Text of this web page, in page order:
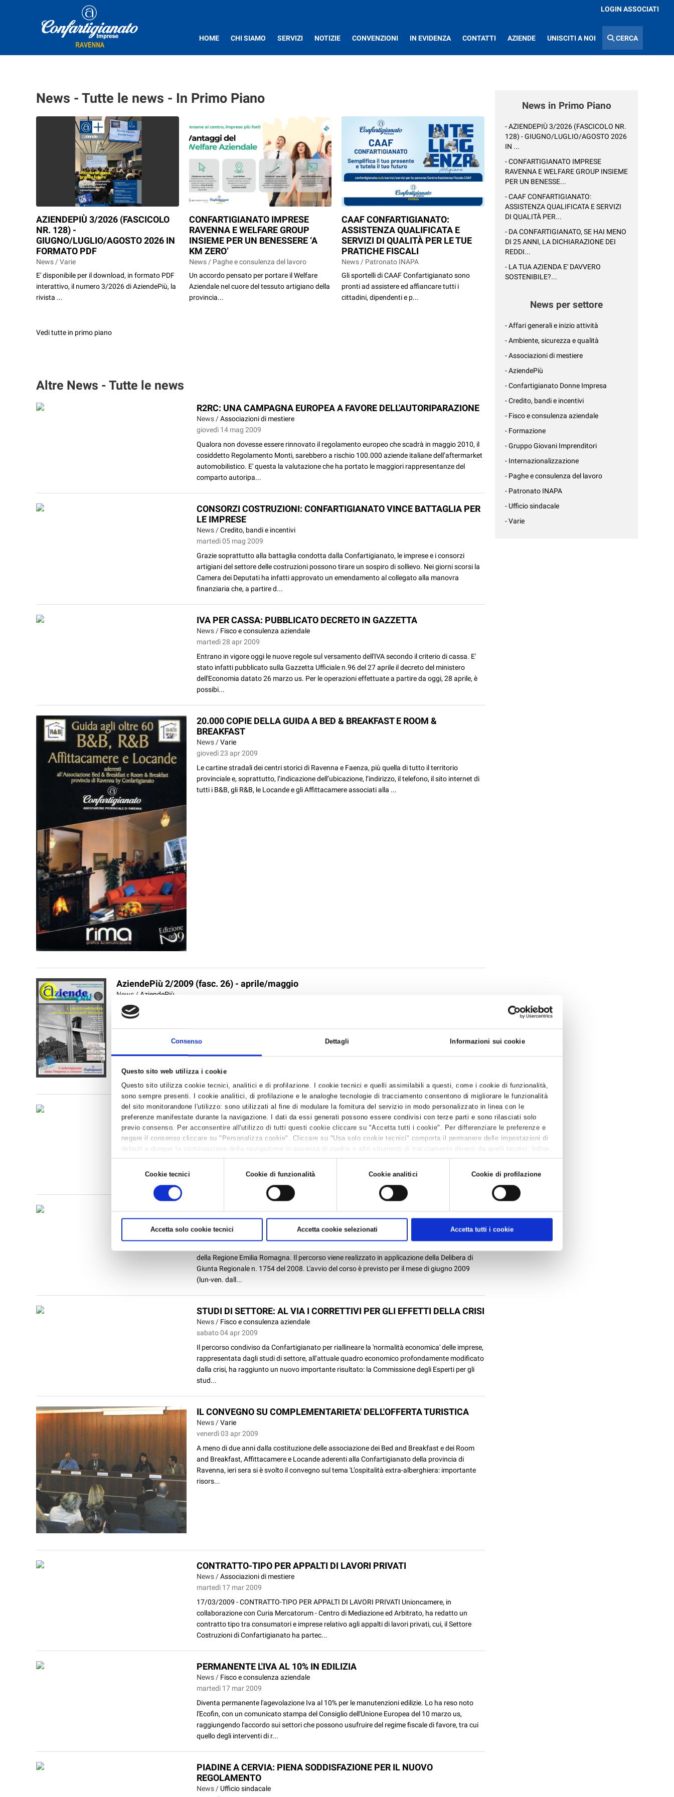
Consenso Dettagli Informazioni sui cookie
Questo sito web utilizza i cookie
Questo sito utilizza cookie tecnici, analitici e di profilazione. I cookie tecnici e quelli assimilabili a questi, come i cookie di funzionalità,
sono sempre presenti. I cookie analitici, di profilazione e le analoghe tecnologie di tracciamento consentono di migliorare le funzionalità
del sito monitorandone l'utilizzo: sono utilizzati al fine di modulare la fornitura del servizio in modo personalizzato in linea con le
preferenze manifestate durante la navigazione. I dati da essi generati possono essere condivisi con terze parti e sono rilasciati solo
previo consenso. Per acconsentire all'utilizzo di tutti questi cookie cliccare su "Accetta tutti i cookie". Per differenziare le preferenze e
negare il consenso cliccare su "Personalizza cookie". Cliccare su "Usa solo cookie tecnici" comporta il permanere delle impostazioni di
default e dunque la continuazione della navigazione in assenza di cookie o altri strumenti di tracciamento diversi da quelli tecnici. Infine,
per avere maggiori informazioni, leggere laCookie policy.
Cookie tecnici Cookie di funzionalità Cookie analitici Cookie di profilazione
Accetta solo cookie tecnici Accetta cookie selezionati Accetta tutti i cookie
LOGIN ASSOCIATI
HOME CHI SIAMO SERVIZI NOTIZIE CONVENZIONI IN EVIDENZA CONTATTI AZIENDE UNISCITI A NOI CERCA
News - Tutte le news - In Primo Piano
AZIENDEPIÙ 3/2026 (FASCICOLO
NR. 128) -
GIUGNO/LUGLIO/AGOSTO 2026 IN
FORMATO PDF
News / Varie
E' disponibile per il download, in formato PDF
interattivo, il numero 3/2026 di AziendePiù, la
rivista ...
CONFARTIGIANATO IMPRESE
RAVENNA E WELFARE GROUP
INSIEME PER UN BENESSERE ‘A
KM ZERO’
News / Paghe e consulenza del lavoro
Un accordo pensato per portare il Welfare
Aziendale nel cuore del tessuto artigiano della
provincia...
CAAF CONFARTIGIANATO:
ASSISTENZA QUALIFICATA E
SERVIZI DI QUALITÀ PER LE TUE
PRATICHE FISCALI
News / Patronato INAPA
Gli sportelli di CAAF Confartigianato sono
pronti ad assistere ed affiancare tutti i
cittadini, dipendenti e p...
Vedi tutte in primo piano
Altre News - Tutte le news
R2RC: UNA CAMPAGNA EUROPEA A FAVORE DELL'AUTORIPARAZIONE
News /Associazioni di mestiere
giovedì 14 mag 2009
Qualora non dovesse essere rinnovato il regolamento europeo che scadrà in maggio 2010, il
cosiddetto Regolamento Monti, sarebbero a rischio 100.000 aziende italiane dell’aftermarket
automobilistico. E' questa la valutazione che ha portato le maggiori rappresentanze del
comparto autoripa...
CONSORZI COSTRUZIONI: CONFARTIGIANATO VINCE BATTAGLIA PER
LE IMPRESE
News /Credito, bandi e incentivi
martedì 05 mag 2009
Grazie soprattutto alla battaglia condotta dalla Confartigianato, le imprese e i consorzi
artigiani del settore delle costruzioni possono tirare un sospiro di sollievo. Nei giorni scorsi la
Camera dei Deputati ha infatti approvato un emendamento al collegato alla manovra
finanziaria che, a partire d...
IVA PER CASSA: PUBBLICATO DECRETO IN GAZZETTA
News / Fisco e consulenza aziendale
martedì 28 apr 2009
Entrano in vigore oggi le nuove regole sul versamento dell'IVA secondo il criterio di cassa. E'
stato infatti pubblicato sulla Gazzetta Ufficiale n.96 del 27 aprile il decreto del ministero
dell'Economia datato 26 marzo us. Per le operazioni effettuate a partire da oggi, 28 aprile, è
possibi...
20.000 COPIE DELLA GUIDA A BED & BREAKFAST E ROOM &
BREAKFAST
News /Varie
giovedì 23 apr 2009
Le cartine stradali dei centri storici di Ravenna e Faenza, più quella di tutto il territorio
provinciale e, soprattutto, l’indicazione dell’ubicazione, l’indirizzo, il telefono, il sito internet di
tutti i B&B, gli R&B, le Locande e gli Affittacamere associati alla ...
AziendePiù 2/2009 (fasc. 26) - aprile/maggio
News / AziendePiù
venerdì 17 apr 2009
Il PDF del numero di aprile/maggio Questi i principali argomenti che troverete in questo numero della rivista:
Occupazione: molto preoccupanti i dati Eber pagina 5Alla luce dei dati dell’Osservatorio, alcuni correttivi potrebbero
essere utiliAbruzzo: la solidarietà di tutto il ...
COMUNICAZIONE INAIL DEL RAPPRESENTANTE LAVORATORI PER
SICUREZZA
News /Ambiente, sicurezza e qualità
mercoledì 15 apr 2009
Con una propria circolare recentemente l'INAIL ha fissato le modalità di trasmissione
confondere con il “Responsabile della Sicurezza”) così come previsto dall’art.18 comma 1 l...
CORSO PER CERTIFICATORE ENERGETICO IN EDILIZIA
News /Formazione
giovedì 09 apr 2009
della Regione Emilia Romagna. Il percorso viene realizzato in applicazione della Delibera di
Giunta Regionale n. 1754 del 2008. L'avvio del corso è previsto per il mese di giugno 2009
(lun-ven. dall...
STUDI DI SETTORE: AL VIA I CORRETTIVI PER GLI EFFETTI DELLA CRISI
News / Fisco e consulenza aziendale
sabato 04 apr 2009
Il percorso condiviso da Confartigianato per riallineare la 'normalità economica' delle imprese,
rappresentata dagli studi di settore, all’attuale quadro economico profondamente modificato
dalla crisi, ha raggiunto un nuovo importante risultato: la Commissione degli Esperti per gli
stud...
IL CONVEGNO SU COMPLEMENTARIETA' DELL'OFFERTA TURISTICA
News /Varie
venerdì 03 apr 2009
A meno di due anni dalla costituzione delle associazione dei Bed and Breakfast e dei Room
and Breakfast, Affittacamere e Locande aderenti alla Confartigianato della provincia di
Ravenna, ieri sera si è svolto il convegno sul tema 'L’ospitalità extra-alberghiera: importante
risors...
CONTRATTO-TIPO PER APPALTI DI LAVORI PRIVATI
News /Associazioni di mestiere
martedì 17 mar 2009
17/03/2009 - CONTRATTO-TIPO PER APPALTI DI LAVORI PRIVATI Unioncamere, in
collaborazione con Curia Mercatorum - Centro di Mediazione ed Arbitrato, ha redatto un
contratto tipo tra consumatori e imprese relativo agli appalti di lavori privati, cui, il Settore
Costruzioni di Confartigianato ha partec...
PERMANENTE L'IVA AL 10% IN EDILIZIA
News / Fisco e consulenza aziendale
martedì 17 mar 2009
Diventa permanente l'agevolazione Iva al 10% per le manutenzioni edilizie. Lo ha reso noto
l'Ecofin, con un comunicato stampa del Consiglio dell'Unione Europea del 10 marzo us,
raggiungendo l'accordo sui settori che possono usufruire del regime fiscale di favore, tra cui
quello degli interventi di r...
PIADINE A CERVIA: PIENA SODDISFAZIONE PER IL NUOVO
REGOLAMENTO
News / Ufficio sindacale
News in Primo Piano
- AZIENDEPIÙ 3/2026 (FASCICOLO NR.
128) - GIUGNO/LUGLIO/AGOSTO 2026
IN ...
- CONFARTIGIANATO IMPRESE
RAVENNA E WELFARE GROUP INSIEME
PER UN BENESSE...
- CAAF CONFARTIGIANATO:
ASSISTENZA QUALIFICATA E SERVIZI
DI QUALITÀ PER...
- DA CONFARTIGIANATO, SE HAI MENO
DI 25 ANNI, LA DICHIARAZIONE DEI
REDDI...
- LA TUA AZIENDA E' DAVVERO
SOSTENIBILE?...
News per settore
- Affari generali e inizio attività
- Ambiente, sicurezza e qualità
- Associazioni di mestiere
- AziendePiù
- Confartigianato Donne Impresa
- Credito, bandi e incentivi
- Fisco e consulenza aziendale
- Formazione
- Gruppo Giovani Imprenditori
- Internazionalizzazione
- Paghe e consulenza del lavoro
- Patronato INAPA
- Ufficio sindacale
- Varie